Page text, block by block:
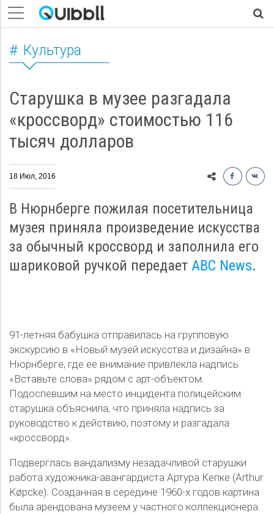
Культура
Старушка в музее разгадала
«кроссворд» стоимостью 116
тысяч долларов
18 Июл, 2016
В Нюрнберге пожилая посетительница
музея приняла произведение искусства
за обычный кроссворд и заполнила его
шариковой ручкой передает ABC News.
91-летняя бабушка отправилась на групповую
экскурсию в «Новый музей искусства и дизайна» в
Нюрнберге, где ее внимание привлекла надпись
«Вставьте слова» рядом с арт-объектом.
Подоспевшим на место инцидента полицейским
старушка объяснила, что приняла надпись за
руководство к действию, поэтому и разгадала
«кроссворд».
Подверглась вандализму незадачливой старушки
работа художника-авангардиста Артура Кепке (Arthur
Køpcke). Созданная в середине 1960-х годов картина
была арендована музеем у частного коллекционера.